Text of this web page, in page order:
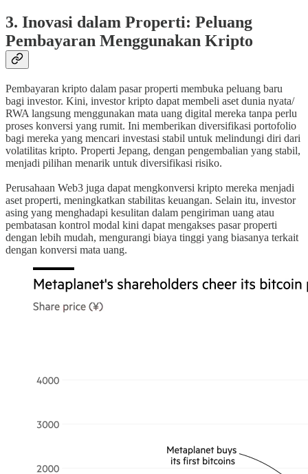
3. Inovasi dalam Properti: Peluang
Pembayaran Menggunakan Kripto
Pembayaran kripto dalam pasar properti membuka peluang baru
bagi investor. Kini, investor kripto dapat membeli aset dunia nyata/
RWA langsung menggunakan mata uang digital mereka tanpa perlu
proses konversi yang rumit. Ini memberikan diversifikasi portofolio
bagi mereka yang mencari investasi stabil untuk melindungi diri dari
volatilitas kripto. Properti Jepang, dengan pengembalian yang stabil,
menjadi pilihan menarik untuk diversifikasi risiko.
Perusahaan Web3 juga dapat mengkonversi kripto mereka menjadi
aset properti, meningkatkan stabilitas keuangan. Selain itu, investor
asing yang menghadapi kesulitan dalam pengiriman uang atau
pembatasan kontrol modal kini dapat mengakses pasar properti
dengan lebih mudah, mengurangi biaya tinggi yang biasanya terkait
dengan konversi mata uang.